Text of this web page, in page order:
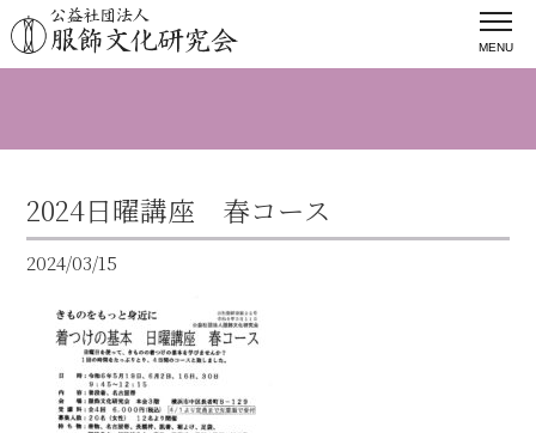
MENU
2024日曜講座 春コース
2024/03/15